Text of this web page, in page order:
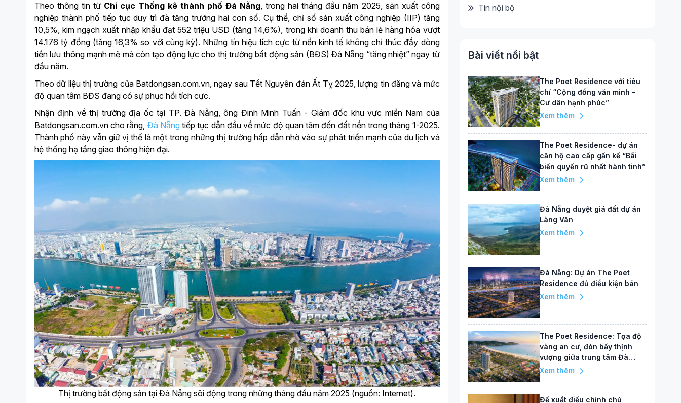
Theo thông tin từ Chi cục Thống kê thành phố Đà Nẵng, trong hai tháng đầu năm 2025, sản xuất công
nghiệp thành phố tiếp tục duy trì đà tăng trưởng hai con số. Cụ thể, chỉ số sản xuất công nghiệp (IIP) tăng
10,5%, kim ngạch xuất nhập khẩu đạt 552 triệu USD (tăng 14,6%), trong khi doanh thu bán lẻ hàng hóa vượt
14.176 tỷ đồng (tăng 16,3% so với cùng kỳ). Những tín hiệu tích cực từ nền kinh tế không chỉ thúc đẩy dòng
tiền lưu thông mạnh mẽ mà còn tạo động lực cho thị trường bất động sản (BĐS) Đà Nẵng “tăng nhiệt” ngay từ
đầu năm.
Theo dữ liệu thị trường của Batdongsan.com.vn, ngay sau Tết Nguyên đán Ất Tỵ 2025, lượng tin đăng và mức
độ quan tâm BĐS đang có sự phục hồi tích cực.
Nhận định về thị trường địa ốc tại TP. Đà Nẵng, ông Đinh Minh Tuấn - Giám đốc khu vực miền Nam của
Batdongsan.com.vn cho rằng, Đà Nẵng tiếp tục dẫn đầu về mức độ quan tâm đến đất nền trong tháng 1-2025.
Thành phố này vẫn giữ vị thế là một trong những thị trường hấp dẫn nhờ vào sự phát triển mạnh của du lịch và
hệ thống hạ tầng giao thông hiện đại.
Thị trường bất động sản tại Đà Nẵng sôi động trong những tháng đầu năm 2025 (nguồn: Internet).
Tin nội bộ
Bài viết nổi bật
The Poet Residence với tiêu
chí “Cộng đồng văn minh -
Cư dân hạnh phúc”
Xem thêm
The Poet Residence- dự án
căn hộ cao cấp gần kề “Bãi
biển quyến rũ nhất hành tinh”
Xem thêm
Đà Nẵng duyệt giá đất dự án
Làng Vân
Xem thêm
Đà Nẵng: Dự án The Poet
Residence đủ điều kiện bán
Xem thêm
The Poet Residence: Tọa độ
vàng an cư, đòn bẩy thịnh
vượng giữa trung tâm Đà
Nẵng
Xem thêm
Đề xuất điều chỉnh chủ